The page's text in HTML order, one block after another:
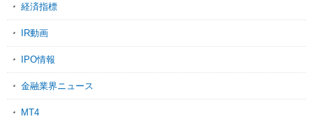
経済指標
IR動画
IPO情報
金融業界ニュース
MT4